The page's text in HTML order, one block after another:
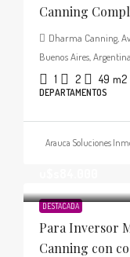
Canning
Dharma Canning,
Buenos Aires, Argentina
1 2 49 m2
DEPARTAMENTOS
Arauca Soluciones
DESTACADA
Para Inversor
Canning con